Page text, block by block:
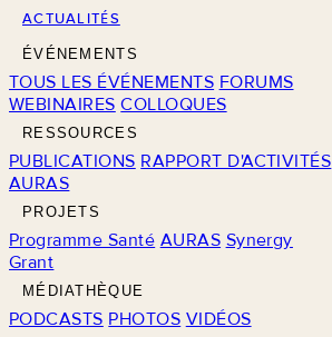
ACTUALITÉS
ÉVÉNEMENTS
TOUS LES ÉVÉNEMENTS FORUMS
WEBINAIRES COLLOQUES
RESSOURCES
PUBLICATIONS RAPPORT D'ACTIVITÉS
AURAS
PROJETS
Programme Santé AURAS Synergy
Grant
MÉDIATHÈQUE
PODCASTS PHOTOS VIDÉOS